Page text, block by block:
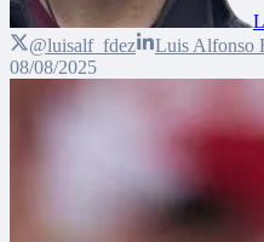
@luisalf_fdez
Luis Alfonso
08/08/2025